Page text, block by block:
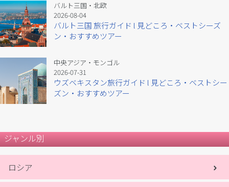
バルト三国・北欧
2026-08-04
バルト三国 旅行ガイド l 見どころ・ベストシーズ
ン・おすすめツアー
中央アジア・モンゴル
2026-07-31
ウズベキスタン旅行ガイド l 見どころ・ベストシー
ズン・おすすめツアー
ジャンル別
ロシア